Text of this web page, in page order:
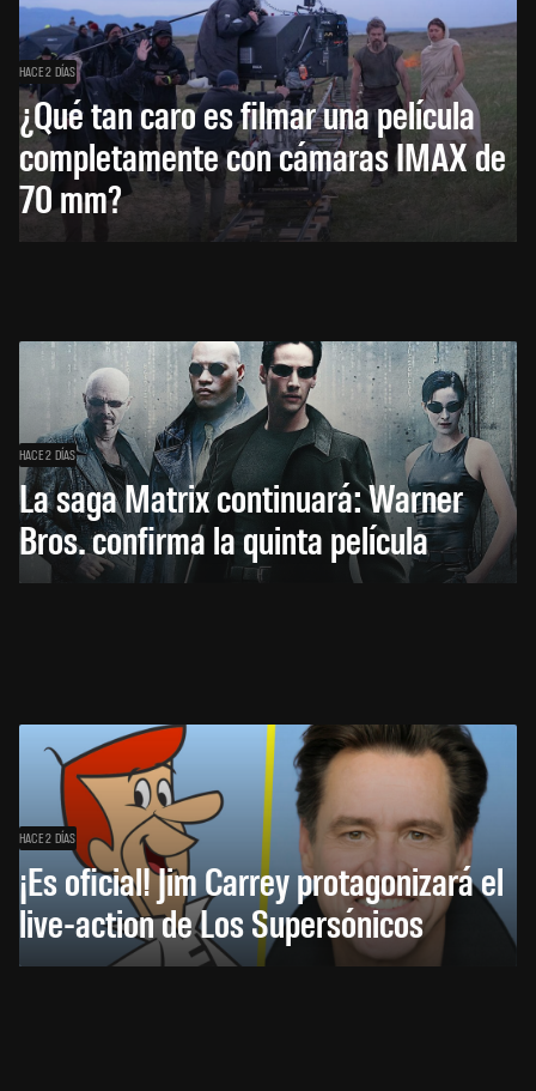
HACE 2 DÍAS
¿Qué tan caro es filmar una película
completamente con cámaras IMAX de
70 mm?
HACE 2 DÍAS
La saga Matrix continuará: Warner
Bros. confirma la quinta película
HACE 2 DÍAS
¡Es oficial! Jim Carrey protagonizará el
live-action de Los Supersónicos